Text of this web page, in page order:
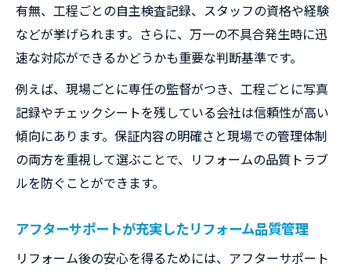
有無、工程ごとの自主検査記録、スタッフの資格や経験
などが挙げられます。さらに、万一の不具合発生時に迅
速な対応ができるかどうかも重要な判断基準です。
例えば、現場ごとに専任の監督がつき、工程ごとに写真
記録やチェックシートを残している会社は信頼性が高い
傾向にあります。保証内容の明確さと現場での管理体制
の両方を重視して選ぶことで、リフォームの品質トラブ
ルを防ぐことができます。
アフターサポートが充実したリフォーム品質管理
リフォーム後の安心を得るためには、アフターサポート